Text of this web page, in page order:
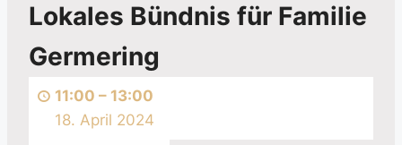
Lokales
für
Familie
Germering
Lokales Bündnis für Familie
Germering
11:00 – 13:00
18. April 2024